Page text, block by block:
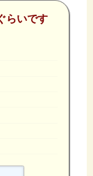
らいです